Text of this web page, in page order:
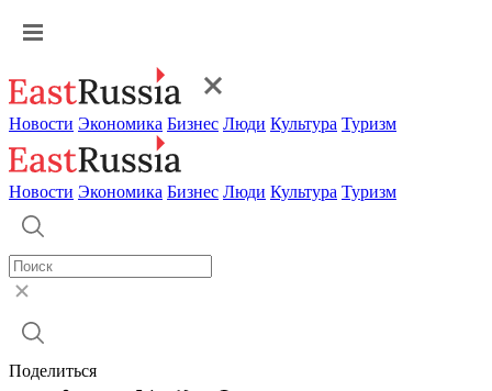
Новости Экономика Бизнес Люди Культура Туризм
Новости Экономика Бизнес Люди Культура Туризм
Поделиться